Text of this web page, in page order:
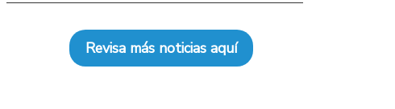
Revisa más noticias aquí